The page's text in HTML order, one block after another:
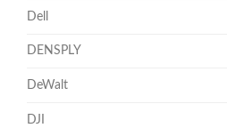
Dell
DENSPLY
DeWalt
DJI